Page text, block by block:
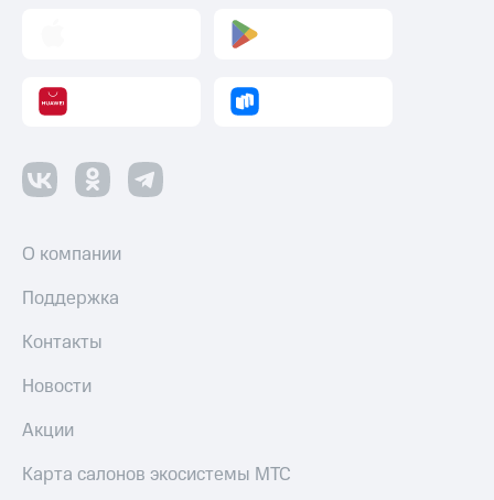
О компании
Поддержка
Контакты
Новости
Акции
Карта салонов экосистемы МТС